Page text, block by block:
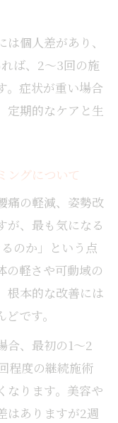
個人差があり、
ば、2～3回の施
。症状が重い場合
定期的なケアと生
ングについて
痛の軽減、姿勢改
が、最も気になる
のか」という点
の軽さや可動域の
根本的な改善には
です。
合、最初の1～2
程度の継続施術
なります。美容や
はありますが2週